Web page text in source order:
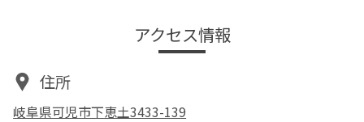
アクセス情報
住所
岐阜県可児市下恵土3433-139